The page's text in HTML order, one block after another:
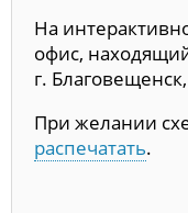
На
офис,
г.
При желании
распечатать.